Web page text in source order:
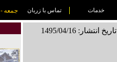
خدمات تماس با زربان جمعه - 1405/05/16 - Aug 07 2026
تاریخ انتشار: 1495/04/16